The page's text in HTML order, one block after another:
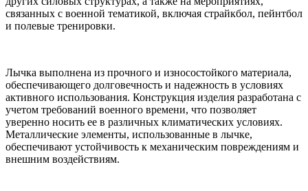
связанных с военной тематикой, включая страйкбол, пейнтбол
и полевые тренировки.
Лычка выполнена из прочного и износостойкого материала,
обеспечивающего долговечность и надежность в условиях
активного использования. Конструкция изделия разработана с
учетом требований военного времени, что позволяет
уверенно носить ее в различных климатических условиях.
Металлические элементы, использованные в лычке,
обеспечивают устойчивость к механическим повреждениям и
внешним воздействиям.